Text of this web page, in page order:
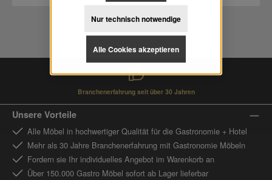
Branchenerfahrung seit über 30 Jahren
Unsere Vorteile
Alle Möbel in hochwertiger Qualität für die Gastronomie + Hotel
Mehr als 30 Jahre Branchenerfahrung mit Gastronomie Möbeln
Fordern sie Ihr individuelles Angebot im Warenkorb an
Über 150.000 Gastro Möbel sofort ab Lager lieferbar
Nur technisch notwendige
Alle Cookies akzeptieren